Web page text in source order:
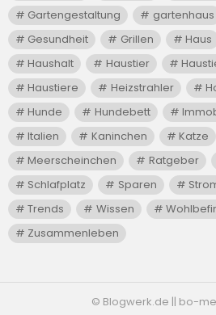
Gartengestaltung
gartenhaus
Gesundheit
Grillen Haus
Haushalt
Haustier
Haustiere
Heizstrahler
Hunde
Hundebett
Italien
Kaninchen Katze
Meerscheinchen
Ratgeber
Schlafplatz
Sparen
Trends
Wissen
Zusammenleben
© Blogwerk.de || bo-